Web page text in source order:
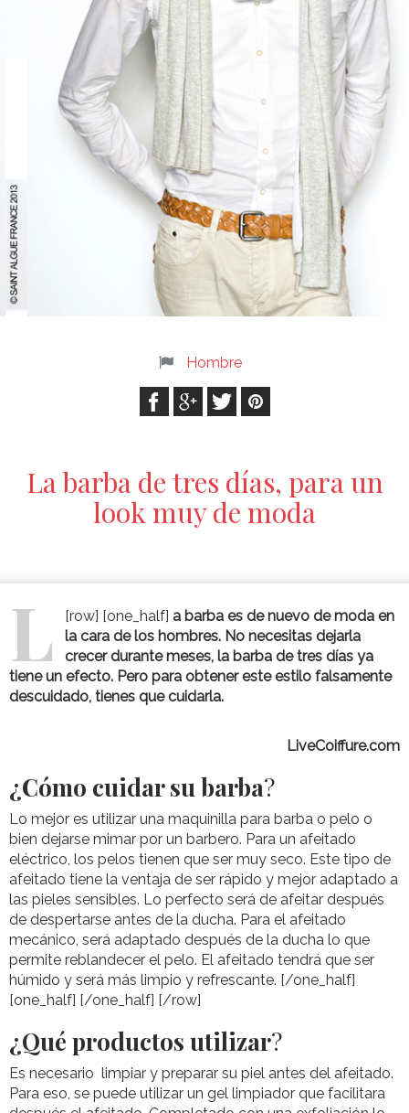
Hombre
La barba de tres días, para un
look muy de moda
[row] [one_half]
L
a barba es de nuevo de moda en
la cara de los hombres. No necesitas dejarla
crecer durante meses, la barba de tres días ya
tiene un efecto. Pero para obtener este estilo falsamente
descuidado, tienes que cuidarla.
LiveCoiffure.com
¿Cómo cuidar su barba?
Lo mejor es utilizar una maquinilla para barba o pelo o
bien dejarse mimar por un barbero. Para un afeitado
eléctrico, los pelos tienen que ser muy seco. Este tipo de
afeitado tiene la ventaja de ser rápido y mejor adaptado a
las pieles sensibles. Lo perfecto será de afeitar después
de despertarse antes de la ducha. Para el afeitado
mecánico, será adaptado después de la ducha lo que
permite reblandecer el pelo. El afeitado tendrá que ser
húmido y será más limpio y refrescante. [/one_half]
[one_half] [/one_half] [/row]
¿Qué productos utilizar?
Es necesario limpiar y preparar su piel antes del afeitado.
Para eso, se puede utilizar un gel limpiador que facilitara